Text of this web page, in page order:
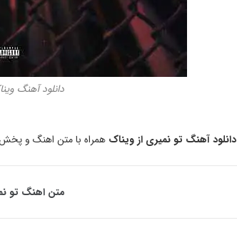
دانلود آهنگ
دانلود آهنگ تو نمیری از ویناکهمراه با متن اهنگ و
متن اهنگ تو